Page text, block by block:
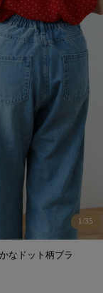
なドット柄ブラ
1/35